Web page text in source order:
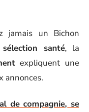
jamais un Bichon
sélection santé, la
expliquent une
annonces.
de compagnie, se